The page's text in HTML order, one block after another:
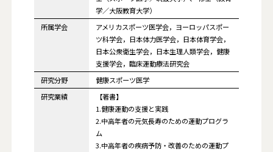
学／大阪教育大学）
所属学会
アメリカスポーツ医学会，ヨーロッパスポー
ツ科学会，日本体力医学会，日本体育学会，
日本公衆衛生学会，日本生理人類学会，健康
支援学会，臨床運動療法研究会
研究分野
健康スポーツ医学
研究業績
【著書】
1.健康運動の支援と実践
2.中高年者の元気長寿のための運動プログラ
ム
3.中高年者の疾病予防・改善のための運動プ